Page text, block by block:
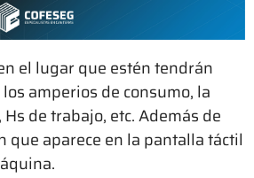
el lugar que estén tendrán
amperios de consumo, la
de trabajo, etc. Además de
que aparece en la pantalla táctil